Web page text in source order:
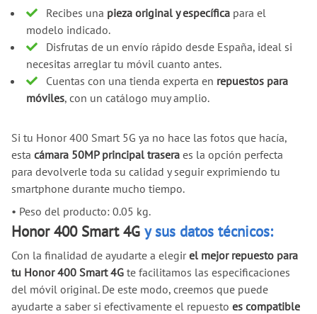
Recibes una pieza original y específicapara el
modelo indicado.
Disfrutas de un envío rápido desde España, ideal si
necesitas arreglar tu móvil cuanto antes.
Cuentas con una tienda experta en repuestos para
móviles, con un catálogo muy amplio.
Si tu Honor 400 Smart 5G ya no hace las fotos que hacía,
esta cámara 50MP principal trasera es la opción perfecta
para devolverle toda su calidad y seguir exprimiendo tu
smartphone durante mucho tiempo.
• Peso del producto: 0.05 kg.
Honor 400 Smart 4G y sus datos técnicos:
Con la finalidad de ayudarte a elegirel mejor repuesto para
tu Honor 400 Smart 4G te facilitamos las especificaciones
del móvil original. De este modo, creemos que puede
ayudarte a saber si efectivamente el repuesto es compatible